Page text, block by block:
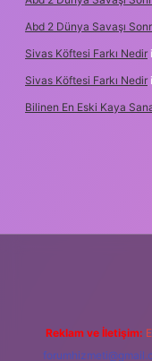
Abd 2 Dünya Savaşı
Sivas Köftesi Farkı Nedir
Sivas Köftesi Farkı Nedir
Bilinen En Eski Kaya
Reklam ve İletişim: